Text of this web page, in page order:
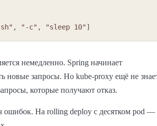
, "-c" , "sleep 10"]
немедленно. Spring начинает
новые запросы. Но kube-proxy ещё не
которые получают отказ.
ошибок. На rolling deploy с десятком pod —